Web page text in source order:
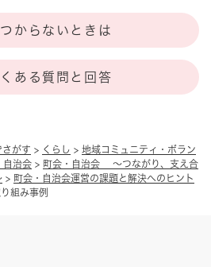
さがす > くらし > 地域コミュニティ・ボラン
自治会 > 町会・自治会 ～つながり、支え合
> 町会・自治会運営の課題と解決へのヒント
組み事例
つからないときは
ある質問と回答